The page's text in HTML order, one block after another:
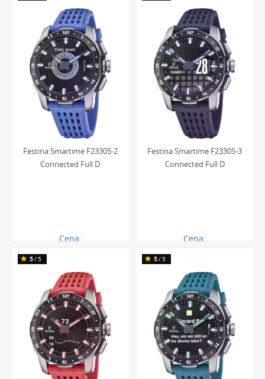
Festina Smartime F23305-2
Connected Full D
Cena:
Festina Smartime F23305-3
Connected Full D
Cena:
5/5 5/5